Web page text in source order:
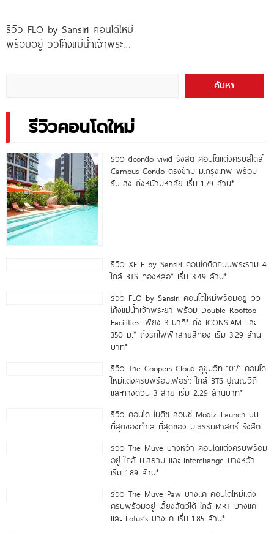
รีวิว FLO by Sansiri คอนโดใหม่
พร้อมอยู่ วิวโค้งแม่น้ำเจ้าพระยา
ค้นหา
รีวิวคอนโดใหม่
รีวิว dcondo vivid รังสิต คอนโดแต่งครบสไตล์
Campus Condo ตรงข้าม ม.กรุงเทพ พร้อม
รับ-ส่ง ถึงหน้ามหาลัย เริ่ม 1.79 ล้าน*
รีวิว XELF by Sansiri คอนโดติดถนนพระราม 4
ใกล้ BTS ทองหล่อ* เริ่ม 3.49 ล้าน*
รีวิว FLO by Sansiri คอนโดใหม่พร้อมอยู่ วิว
โค้งแม่น้ำเจ้าพระยา พร้อม Double Rooftop
Facilities เพียง 3 นาที* ถึง ICONSIAM และ
350 ม.* ถึงรถไฟฟ้าสายสีทอง เริ่ม 3.29 ล้าน
บาท*
รีวิว The Coopers Cloud สุขุมวิท 101/1 คอนโด
ใหม่แต่งครบพร้อมเฟอร์ฯ ใกล้ BTS ปุณณวิถี
และทางด่วน 3 สาย เริ่ม 2.29 ล้านบาท*
รีวิว คอนโด โมดิซ ลอนซ์ Modiz Launch บน
ที่สุดของทำเล ที่สุดของ ม.ธรรมศาสตร์ รังสิต
รีวิว The Muve บางหว้า คอนโดแต่งครบพร้อม
อยู่ ใกล้ ม.สยาม และ Interchange บางหว้า
เริ่ม 1.89 ล้าน*
รีวิว The Muve Paw บางแค คอนโดใหม่แต่ง
ครบพร้อมอยู่ เลี้ยงสัตว์ได้ ใกล้ MRT บางแค
และ Lotus’s บางแค เริ่ม 1.85 ล้าน*